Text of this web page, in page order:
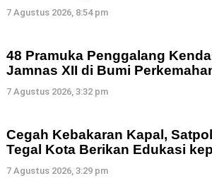
7 Agustus 2026, 8:54 pm
48 Pramuka Penggalang
Jamnas XII di Bumi
7 Agustus 2026, 3:32 pm
Cegah Kebakaran Kapal,
Tegal Kota Berikan Edukasi
7 Agustus 2026, 3:29 pm